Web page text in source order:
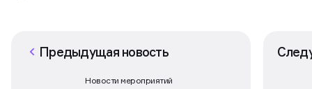
Предыдущая новость
Новости мероприятий